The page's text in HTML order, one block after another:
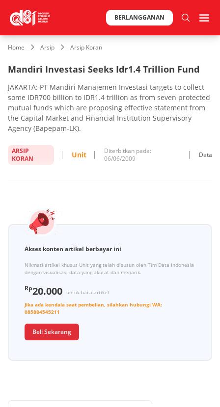
BERLANGGANAN
Home Arsip Arsip Koran
Mandiri Investasi Seeks Idr1.4 Trillion Fund
JAKARTA: PT Mandiri Manajemen Investasi targets to collect
some IDR700 billion to IDR1.4 trillion as from seven protected
mutual funds which are proposing effective statement from
the Capital Market and Financial Institution Supervisory
Agency (Bapepam-LK).
ARSIP
KORAN
Unit
Diterbitkan pada:
06/06/2009
Data
Akses konten artikel berbayar ini
Nikmati artikel khusus Unit yang telah disusun oleh Tim Data Indonesia
dengan visualisasi data yang akurat dan menarik.
Rp20.000
untuk baca artikel
Jika ada kendala saat pembelian, silahkan hubungi WA:
085884545211
Beli Sekarang